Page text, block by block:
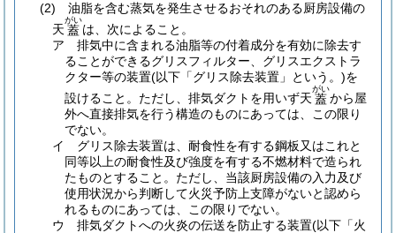
(2)
油脂を含む蒸気を発生させるおそれのある厨房設備の
天 蓋
がい
は、次によること。
ア
排気中に含まれる油脂等の付着成分を有効に除去す
ることができるグリスフィルター、グリスエクストラ
クター等の装置(以下「グリス除去装置」という。)を
設けること。 ただし、排気ダクトを用いず天 蓋
がい
から屋
外へ直接排気を行う構造のものにあっては、この限り
でない。
イ
グリス除去装置は、耐食性を有する鋼板又はこれと
同等以上の耐食性及び強度を有する不燃材料で造られ
たものとすること。 ただし、当該厨房設備の入力及び
使用状況から判断して火災予防上支障がないと認めら
れるものにあっては、この限りでない。
ウ
排気ダクトへの火炎の伝送を防止する装置(以下「火